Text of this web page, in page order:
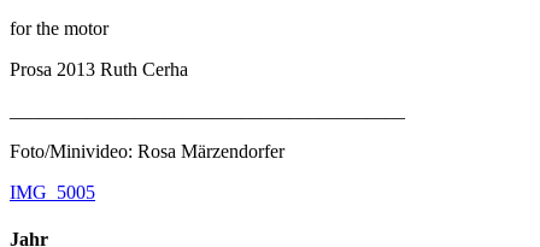
for the motor
Prosa 2013 Ruth Cerha
Foto/Minivideo: Rosa Märzendorfer
IMG_5005
Jahr